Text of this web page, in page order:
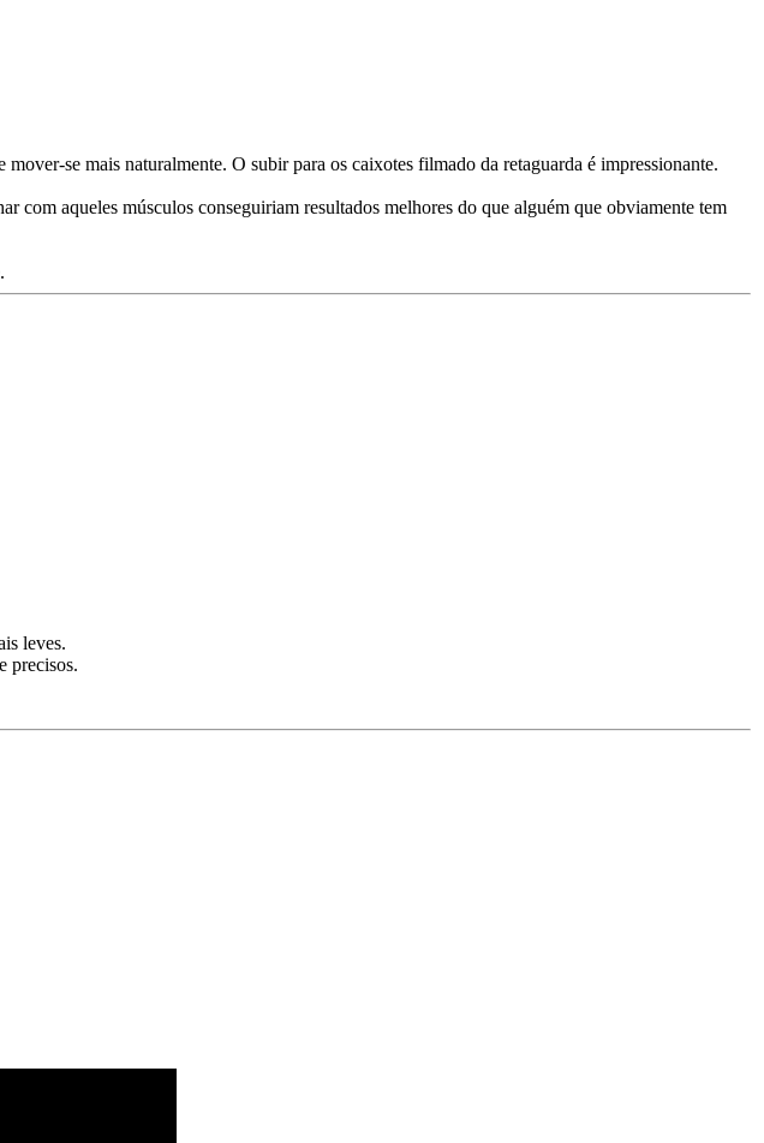
se mais naturalmente. O subir para os caixotes filmado da retaguarda é impressionante.
com aqueles músculos conseguiriam resultados melhores do que alguém que obviamente tem
leves.
precisos.